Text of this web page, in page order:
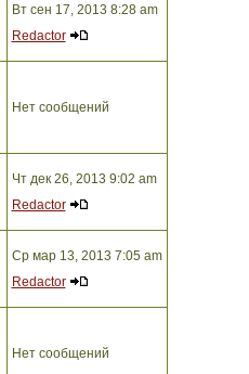
Вт сен 17, 2013 8:28 am
Redactor
Нет сообщений
Чт дек 26, 2013 9:02 am
Redactor
Ср мар 13, 2013 7:05 am
Redactor
Нет сообщений